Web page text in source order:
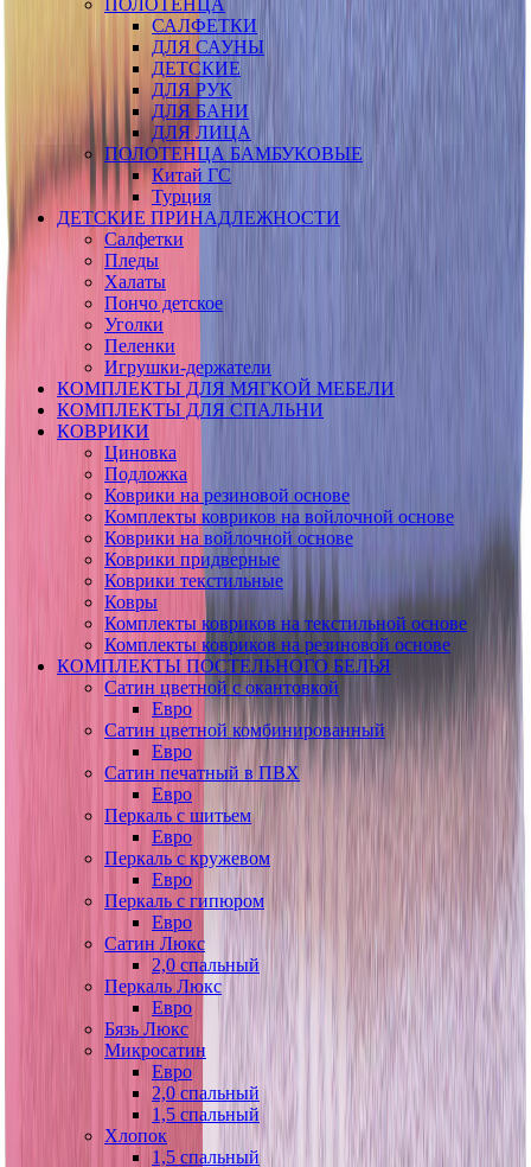
САЛФЕТКИ
ДЛЯ САУНЫ
ДЕТСКИЕ
ДЛЯ РУК
ДЛЯ БАНИ
ДЛЯ ЛИЦА
ПОЛОТЕНЦА БАМБУКОВЫЕ
Китай ГС
Турция
ДЕТСКИЕ ПРИНАДЛЕЖНОСТИ
Салфетки
Пледы
Халаты
Пончо детское
Уголки
Пеленки
Игрушки-держатели
КОМПЛЕКТЫ ДЛЯ МЯГКОЙ МЕБЕЛИ
КОМПЛЕКТЫ ДЛЯ СПАЛЬНИ
КОВРИКИ
Циновка
Подложка
Коврики на резиновой основе
Комплекты ковриков на войлочной основе
Коврики на войлочной основе
Коврики придверные
Коврики текстильные
Ковры
Комплекты ковриков на текстильной основе
Комплекты ковриков на резиновой основе
КОМПЛЕКТЫ ПОСТЕЛЬНОГО БЕЛЬЯ
Сатин цветной с окантовкой
Евро
Сатин цветной комбинированный
Евро
Сатин печатный в ПВХ
Евро
Перкаль с шитьем
Евро
Перкаль с кружевом
Евро
Перкаль с гипюром
Евро
Сатин Люкс
2,0 спальный
Перкаль Люкс
Евро
Бязь Люкс
Микросатин
Евро
2,0 спальный
1,5 спальный
Хлопок
1,5 спальный